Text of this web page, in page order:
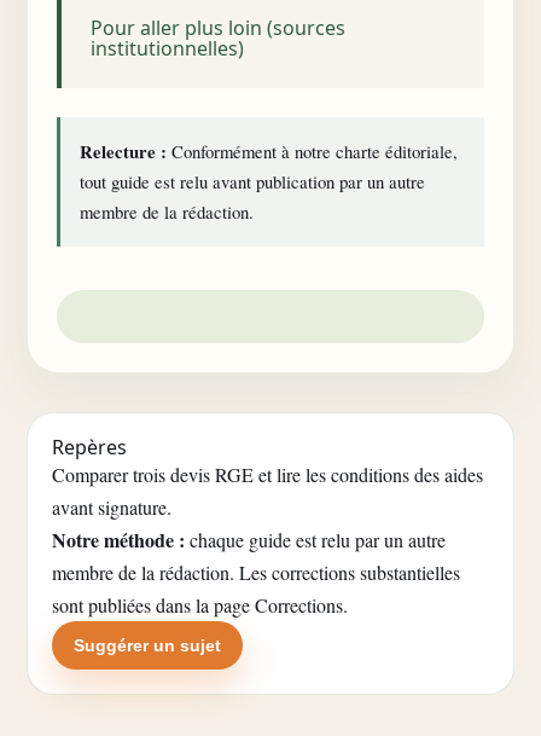
Pour aller plus loin (sources
institutionnelles)
Relecture : Conformément à notre charte éditoriale,
tout guide est relu avant publication par un autre
membre de la rédaction.
Repères
Comparer trois devis RGE et lire les conditions des aides
avant signature.
Notre méthode : chaque guide est relu par un autre
membre de la rédaction. Les corrections substantielles
sont publiées dans la page Corrections.
Suggérer un sujet